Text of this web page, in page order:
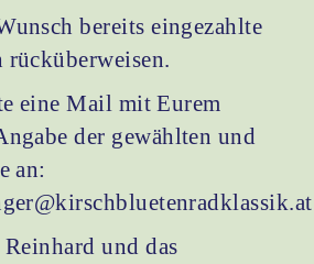
bereits eingezahlte
rücküberweisen.
eine Mail mit Eurem
der gewählten und
an:
und das